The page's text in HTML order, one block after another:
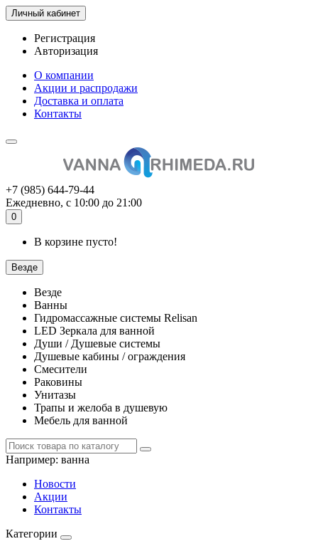
Личный кабинет
Регистрация
Авторизация
О компании
Акции и распродажи
Доставка и оплата
Контакты
+7 (985) 644-79-44
Ежедневно, с 10:00 до 21:00
0
В корзине пусто!
Везде
Везде
Ванны
Гидромассажные системы Relisan
LED Зеркала для ванной
Души / Душевые системы
Душевые кабины / ограждения
Смесители
Раковины
Унитазы
Трапы и желоба в душевую
Мебель для ванной
Например: ванна
Новости
Акции
Контакты
Категории